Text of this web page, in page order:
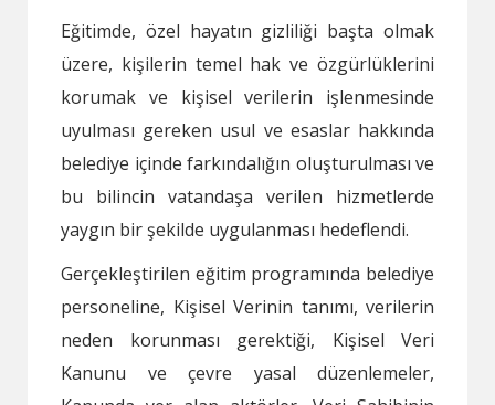
Eğitimde, özel hayatın gizliliği başta olmak
üzere, kişilerin temel hak ve özgürlüklerini
korumak ve kişisel verilerin işlenmesinde
uyulması gereken usul ve esaslar hakkında
belediye içinde farkındalığın oluşturulması ve
bu bilincin vatandaşa verilen hizmetlerde
yaygın bir şekilde uygulanması hedeflendi.
Gerçekleştirilen eğitim programında belediye
personeline, Kişisel Verinin tanımı, verilerin
neden korunması gerektiği, Kişisel Veri
Kanunu ve çevre yasal düzenlemeler,